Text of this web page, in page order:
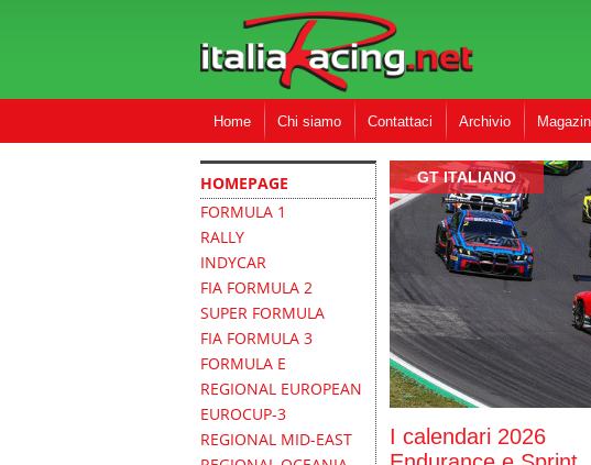
Home Chi siamo Contattaci Archivio
HOMEPAGE
FORMULA 1
RALLY
INDYCAR
FIA FORMULA 2
SUPER FORMULA
FIA FORMULA 3
FORMULA E
REGIONAL EUROPEAN
EUROCUP-3
REGIONAL MID-EAST
GT ITALIANO
I calendari 2026